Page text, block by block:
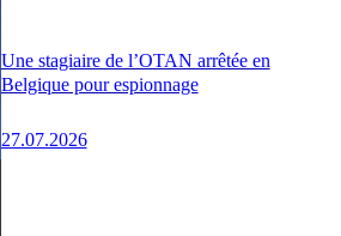
Une stagiaire de l’OTAN arrêtée en
Belgique pour espionnage
27.07.2026